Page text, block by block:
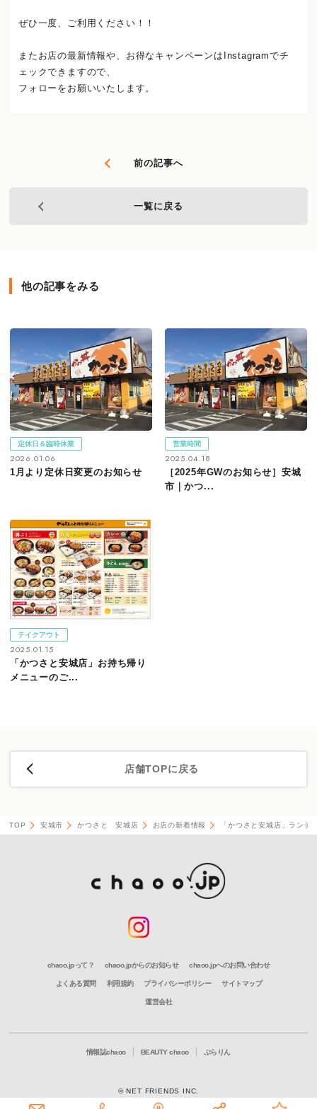
ぜひ一度、ご利用ください！！
またお店の最新情報や、お得なキャンペーンはInstagramでチ
ェックできますので、
フォローをお願いいたします。
前の記事へ
一覧に戻る
他の記事をみる
定休日＆臨時休業
2026.01.06
1月より定休日変更のお知らせ
営業時間
2025.04.18
［2025年GWのお知らせ］安城
市｜かつ...
テイクアウト
2025.01.15
「かつさと安城店」お持ち帰り
メニューのご...
店舗TOPに戻る
TOP 安城市 かつさと 安城店 お店の新着情報 「かつさと安城店」ラン
chaoo.jpって？ chaoo.jpからのお知らせ chaoo.jpへのお問い合わせ
よくある質問 利用規約 プライバシーポリシー サイトマップ
運営会社
情報誌chaoo BEAUTY chaoo ぶらりん
© NET FRIENDS INC.